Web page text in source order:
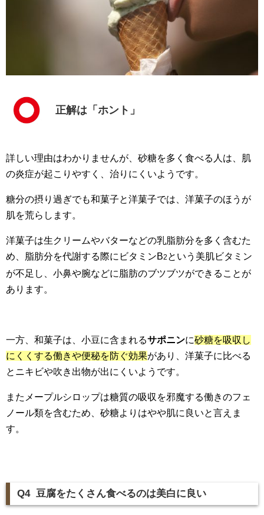
正解は「ホント」
詳しい理由はわかりませんが、砂糖を多く食べる人は、肌
の炎症が起こりやすく、治りにくいようです。
糖分の摂り過ぎでも和菓子と洋菓子では、洋菓子のほうが
肌を荒らします。
洋菓子は生クリームやバターなどの乳脂肪分を多く含むた
め、脂肪分を代謝する際にビタミンB2 という美肌ビタミン
が不足し、小鼻や腕などに脂肪のブツブツができることが
あります。
一方、和菓子は、小豆に含まれるサポニンに砂糖を吸収し
にくくする働きや便秘を防ぐ効果があり、洋菓子に比べる
とニキビや吹き出物が出にくいようです。
またメープルシロップは糖質の吸収を邪魔する働きのフェ
ノール類を含むため、砂糖よりはやや肌に良いと言えま
す。
Q4 豆腐をたくさん食べるのは美白に良い